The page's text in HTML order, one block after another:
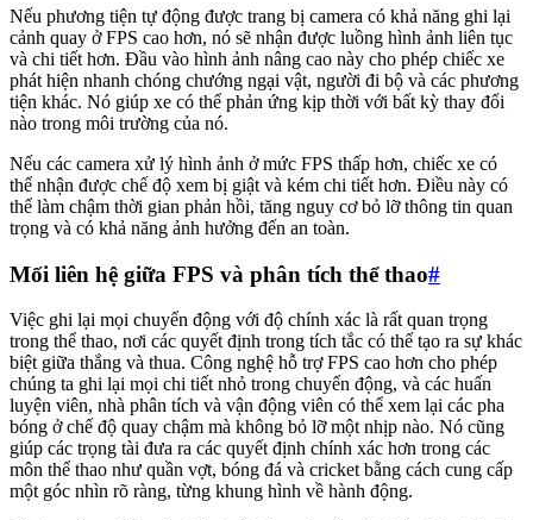
Nếu phương tiện tự động được trang bị camera có khả năng ghi lại
cảnh quay ở FPS cao hơn, nó sẽ nhận được luồng hình ảnh liên tục
và chi tiết hơn. Đầu vào hình ảnh nâng cao này cho phép chiếc xe
phát hiện nhanh chóng chướng ngại vật, người đi bộ và các phương
tiện khác. Nó giúp xe có thể phản ứng kịp thời với bất kỳ thay đổi
nào trong môi trường của nó.
Nếu các camera xử lý hình ảnh ở mức FPS thấp hơn, chiếc xe có
thể nhận được chế độ xem bị giật và kém chi tiết hơn. Điều này có
thể làm chậm thời gian phản hồi, tăng nguy cơ bỏ lỡ thông tin quan
trọng và có khả năng ảnh hưởng đến an toàn.
Mối liên hệ giữa FPS và phân tích thể thao#
Việc ghi lại mọi chuyển động với độ chính xác là rất quan trọng
trong thể thao, nơi các quyết định trong tích tắc có thể tạo ra sự khác
biệt giữa thắng và thua. Công nghệ hỗ trợ FPS cao hơn cho phép
chúng ta ghi lại mọi chi tiết nhỏ trong chuyển động, và các huấn
luyện viên, nhà phân tích và vận động viên có thể xem lại các pha
bóng ở chế độ quay chậm mà không bỏ lỡ một nhịp nào. Nó cũng
giúp các trọng tài đưa ra các quyết định chính xác hơn trong các
môn thể thao như quần vợt, bóng đá và cricket bằng cách cung cấp
một góc nhìn rõ ràng, từng khung hình về hành động.